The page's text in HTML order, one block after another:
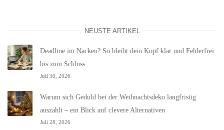
NEUSTE ARTIKEL
Deadline im Nacken? So bleibt dein Kopf klar und Fehlerfrei
bis zum Schluss
Juli 30, 2026
Warum sich Geduld bei der Weihnachtsdeko langfristig
auszahlt – ein Blick auf clevere Alternativen
Juli 28, 2026